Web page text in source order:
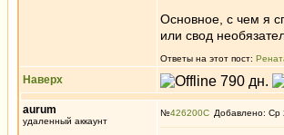
Основное, с чем я
или свод
Ответы на этот пост:
Наверх
aurum
удаленный аккаунт
№426200 Добавлено: Ср